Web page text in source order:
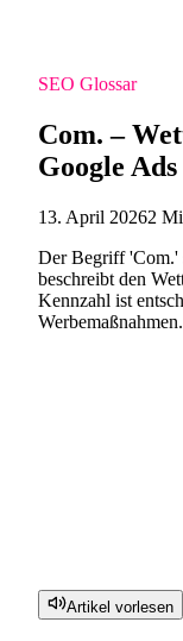
SEO Glossar
Com. –
Google Ads
13. April 20262
Der Begriff 'Com.'
beschreibt den
Kennzahl ist
Werbemaßnahmen.
Artikel vorlesen